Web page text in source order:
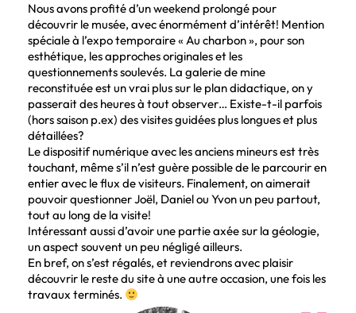
Nous avons profité d’un weekend prolongé pour
découvrir le musée, avec énormément d’intérêt! Mention
spéciale à l’expo temporaire « Au charbon », pour son
esthétique, les approches originales et les
questionnements soulevés. La galerie de mine
reconstituée est un vrai plus sur le plan didactique, on y
passerait des heures à tout observer… Existe-t-il parfois
(hors saison p.ex) des visites guidées plus longues et plus
détaillées?
Le dispositif numérique avec les anciens mineurs est très
touchant, même s’il n’est guère possible de le parcourir en
entier avec le flux de visiteurs. Finalement, on aimerait
pouvoir questionner Joël, Daniel ou Yvon un peu partout,
tout au long de la visite!
Intéressant aussi d’avoir une partie axée sur la géologie,
un aspect souvent un peu négligé ailleurs.
En bref, on s’est régalés, et reviendrons avec plaisir
découvrir le reste du site à une autre occasion, une fois les
travaux terminés.